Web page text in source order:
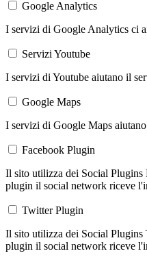
Google Analytics
I servizi di Google Analytics ci
Servizi Youtube
I servizi di Youtube aiutano il
Google Maps
I servizi di Google Maps
Facebook Plugin
Il sito utilizza dei Social Plugins
plugin il social network riceve
Twitter Plugin
Il sito utilizza dei Social Plugins
plugin il social network riceve